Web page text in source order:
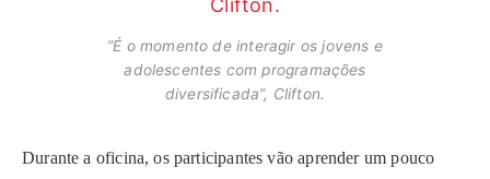
“É o momento de interagir os jovens e
adolescentes com programações
diversificada”, Clifton.
Durante a oficina, os participantes vão aprender um pouco